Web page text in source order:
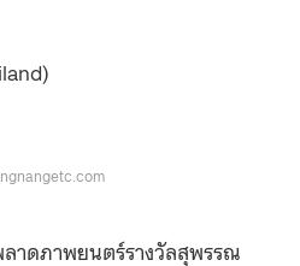
าดภาพยนตร์รางวัลสุพรรณ